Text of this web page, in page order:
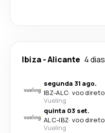
Ibiza-Alicante 4 dias
segunda 31 ago.
IBZ-ALC· voo direto
Vueling
quinta 03 set.
ALC-IBZ· voo direto
Vueling